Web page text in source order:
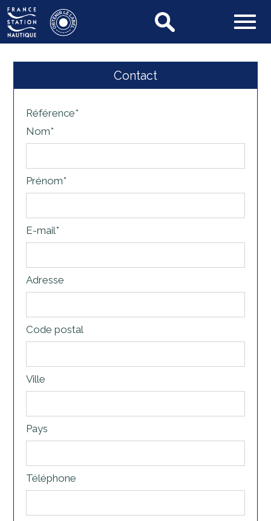
Contact
Référence*
Nom*
Prénom*
E-mail*
Adresse
Code postal
Ville
Pays
Téléphone